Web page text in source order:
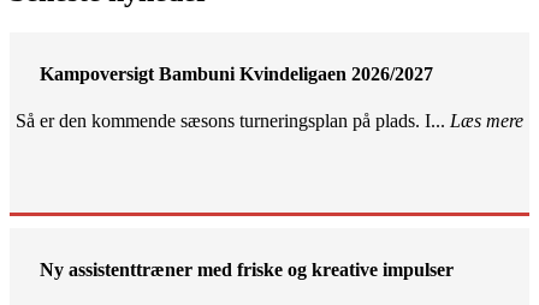
Kampoversigt Bambuni Kvindeligaen 2026/2027
Så er den kommende sæsons turneringsplan på plads. I... Læs mere
Ny assistenttræner med friske og kreative impulser